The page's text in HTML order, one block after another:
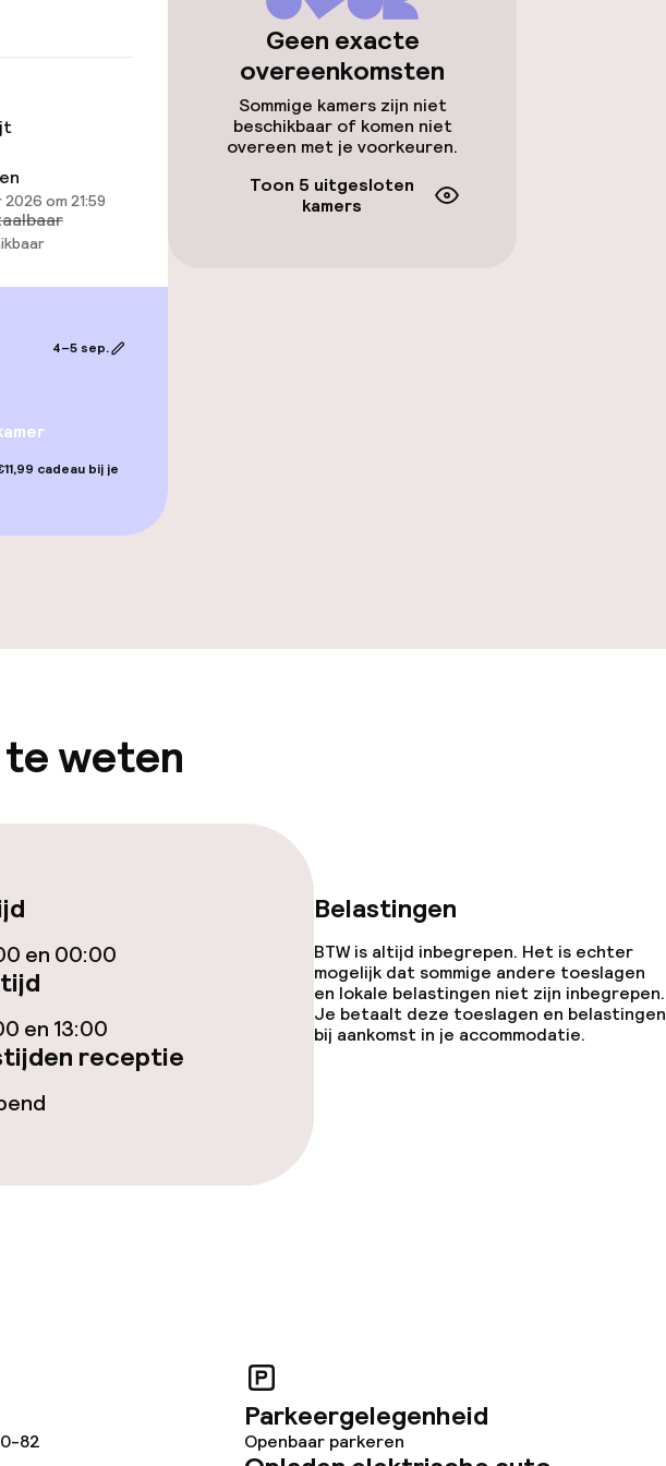
(wasmachine)
toegestaan
kg)
om 21:59
4–5 sep.
cadeau bij je
Geen exacte
overeenkomsten
Sommige kamers zijn niet
beschikbaar of komen niet
overeen met je voorkeuren.
Toon 5 uitgesloten
kamers
te weten
en 00:00
en 13:00
receptie
Belastingen
BTW is altijd inbegrepen. Het is echter
mogelijk dat sommige andere toeslagen
en lokale belastingen niet zijn inbegrepen.
Je betaalt deze toeslagen en belastingen
bij aankomst in je accommodatie.
82
Parkeergelegenheid
Openbaar parkeren